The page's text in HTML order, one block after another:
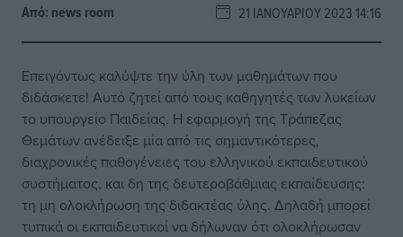
Από: news room 21 ΙΑΝΟΥΑΡΊΟΥ 2023 14:16
Επειγόντως καλύψτε την ύλη των μαθημάτων που
διδάσκετε! Αυτό ζητεί από τους καθηγητές των λυκείων
το υπουργείο Παιδείας. Η εφαρμογή της Τράπεζας
Θεμάτων ανέδειξε μία από τις σημαντικότερες,
διαχρονικές παθογένειες του ελληνικού εκπαιδευτικού
συστήματος, και δη της δευτεροβάθμιας εκπαίδευσης:
τη μη ολοκλήρωση της διδακτέας ύλης. Δηλαδή μπορεί
τυπικά οι εκπαιδευτικοί να δήλωναν ότι ολοκλήρωσαν